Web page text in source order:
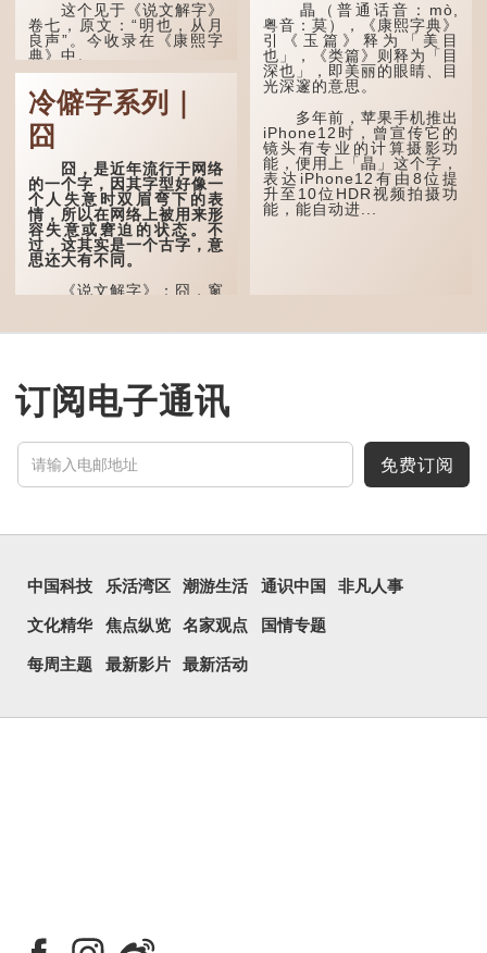
这个见于《说文解字》
卷七，原文：“明也，从月
良声”。今收录在《康熙字
典》中。
这个字，用法颇多。
“朤朤干坤，舍我其
谁。”干坤是《周易》中的
两个卦名，这里指天地、宇
宙等，形容政治清明，天下
太平！
“天空朤朤，任鸟儿高
飞。”也是指天清气明，鸟
儿可高飞。
“朤朤脆脆”就是形容办
事爽快干脆。我...
冷僻字系列｜
囧
囧，是近年流行于网络
的一个字，因其字型好像一
个人失意时双眉弯下的表
情，所以在网络上被用来形
容失意或窘迫的状态。不
过，这其实是一个古字，意
思还大有不同。
《说文解字》：囧，窻
「囱」一样都是「窗」的象
示在囧地种黍。
这个古字十分少用，直
行表情符号，这个字也被网
民当做表情符号来用。
囧字的「八」像一对委
瞐（普通话音：mò,
粤音：莫），《康熙字典》
引《玉篇》释为「美目
也」，《类篇》则释为「目
深也」，即美丽的眼睛、目
光深邃的意思。
多年前，苹果手机推出
iPhone12时，曾宣传它的
镜头有专业的计算摄影功
能，便用上「瞐」这个字，
表达iPhone12有由8位提
升至10位HDR视频拍摄功
能，能自动进...
订阅电子通讯
免费订阅
中国科技 乐活湾区 潮游生活 通识中国 非凡人事
文化精华 焦点纵览 名家观点 国情专题
每周主题 最新影片 最新活动